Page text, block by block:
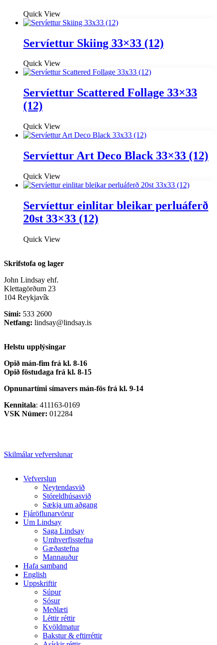
Quick View
Servíettur Skiing 33×33 (12)
Quick View
Servíettur Scattered Follage 33×33
(12)
Quick View
Servíettur Art Deco Black 33×33 (12)
Quick View
Servíettur einlitar bleikar perluáferð
20st 33×33 (12)
Quick View
Skrifstofa og lager
John Lindsay ehf.
Klettagörðum 23
104 Reykjavík
Sími: 533 2600
Netfang: lindsay@lindsay.is
Helstu upplýsingar
Opið mán-fim frá kl. 8-16
Opið föstudaga frá kl. 8-15
Opnunartími símavers mán-fös frá kl. 9-14
Kennitala: 411163-0169
VSK Númer: 012284
Skilmálar vefverslunar
Close
Vefverslun
Neytendasvið
Stóreldhúsasvið
Sækja um aðgang
Fjáröflunarvörur
Um Lindsay
Saga Lindsay
Umhverfisstefna
Gæðastefna
Mannauður
Hafa samband
English
Uppskriftir
Súpur
Sósur
Meðlæti
Léttir réttir
Kvöldmatur
Bakstur & eftirréttir